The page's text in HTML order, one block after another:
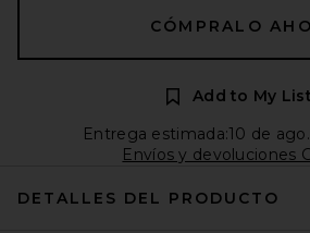
CÓMPRALO
Add to My
Entrega estimada:10 de
Envíos y devoluciones
DETALLES DEL PRODUCTO